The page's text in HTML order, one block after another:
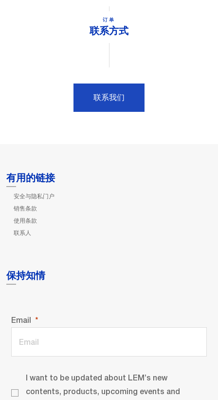
订单
联系方式
联系我们
有用的链接
安全与隐私门户
销售条款
使用条款
联系人
保持知情
Email
I want to be updated about LEM’s new
contents, products, upcoming events and